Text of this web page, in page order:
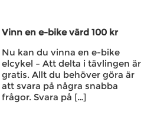
Vinn en e-bike värd 100 kr
Nu kan du vinna en e-bike
elcykel – Att delta i tävlingen är
gratis. Allt du behöver göra är
att svara på några snabba
frågor. Svara på […]